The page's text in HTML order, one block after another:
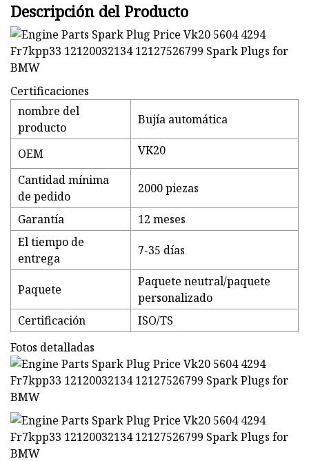
Descripción del Producto
Certificaciones
nombre del
producto
Bujía automática
OEM
VK20
Cantidad mínima
de pedido
2000 piezas
Garantía
12 meses
El tiempo de
entrega
7-35 días
Paquete
Paquete neutral/paquete
personalizado
Certificación
ISO/TS
Fotos detalladas